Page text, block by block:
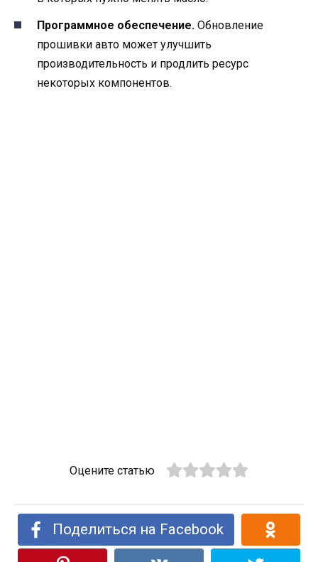
Программное обеспечение. Обновление
прошивки авто может улучшить
производительность и продлить ресурс
некоторых компонентов.
Оцените статью
Поделиться на Facebook